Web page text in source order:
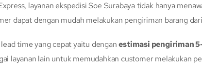
layanan ekspedisi Soe Surabaya tidak hanya
dapat dengan mudah melakukan pengiriman barang
time yang cepat yaitu denganestimasi pengiriman
layanan lain untuk memudahkan customer melakukan